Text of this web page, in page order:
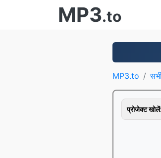
MP3.to
MP3.to
प्रोजेक्ट